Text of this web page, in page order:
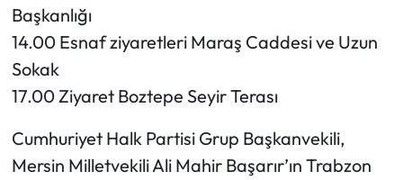
Başkanlığı
14.00 Esnaf ziyaretleri Maraş Caddesi ve Uzun
Sokak
17.00 Ziyaret Boztepe Seyir Terası
Cumhuriyet Halk Partisi Grup Başkanvekili,
Mersin Milletvekili Ali Mahir Başarır’ın Trabzon